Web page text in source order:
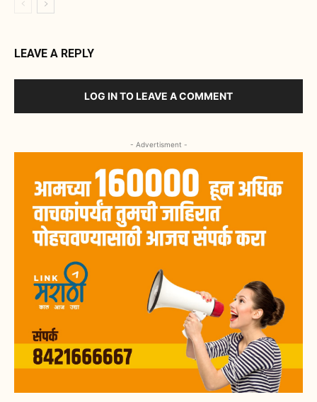
LEAVE A REPLY
LOG IN TO LEAVE A COMMENT
- Advertisment -